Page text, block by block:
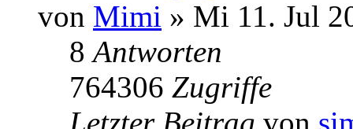
von Mimi » Mi 11. Jul
8Antworten
764306 Zugriffe